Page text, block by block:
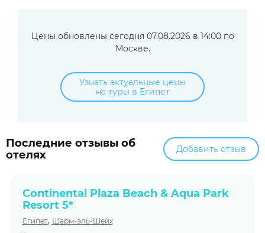
Цены обновлены сегодня 07.08.2026 в 14:00 по
Москве.
Узнать актуальные цены
на туры в Египет
Последние отзывы об
отелях
Добавить отзыв
Continental Plaza Beach & Aqua Park
Resort 5*
Египет, Шарм-эль-Шейх